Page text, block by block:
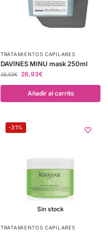
TRATAMIENTOS CAPILARES
DAVINES MINU mask 250ml
39,03€ 26,93€
Añadir al carrito
-31%
Sin stock
TRATAMIENTOS CAPILARES